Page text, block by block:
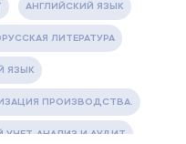
АНГЛИЙСКИЙ ЯЗЫК
ЛИТЕРАТУРА
ЯЗЫК
ПРОИЗВОДСТВА.
УЧЕТ, АНАЛИЗ И АУДИТ